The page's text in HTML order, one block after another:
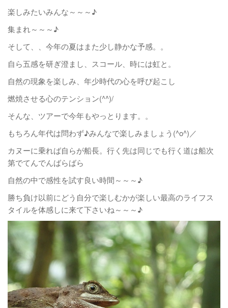
楽しみたいみんな～～～♪
集まれ～～～♪
そして、、今年の夏はまた少し静かな予感。。
自ら五感を研ぎ澄まし、スコール、時には虹と。
自然の現象を楽しみ、年少時代の心を呼び起こし
燃焼させる心のテンション(^^)/
そんな、ツアーで今年もやっとります。。
もちろん年代は問わず♪みんなで楽しみましょう(^o^)／
カヌーに乗れば自らが船長。行く先は同じでも行く道は船次
第でてんでんばらばら
自然の中で感性を試す良い時間～～～♪
勝ち負け以前にどう自分で楽しむかが楽しい最高のライフス
タイルを体感しに来て下さいね～～～♪